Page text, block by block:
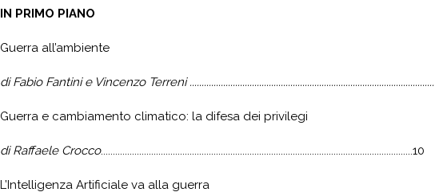
IN PRIMO PIANO
Guerra all’ambiente
di Fabio Fantini e Vincenzo Terreni
Guerra e cambiamento climatico: la difesa dei privilegi
di Raffaele Crocco..................................................................................................................................10
L’ Intelligenza Artificiale va alla guerra